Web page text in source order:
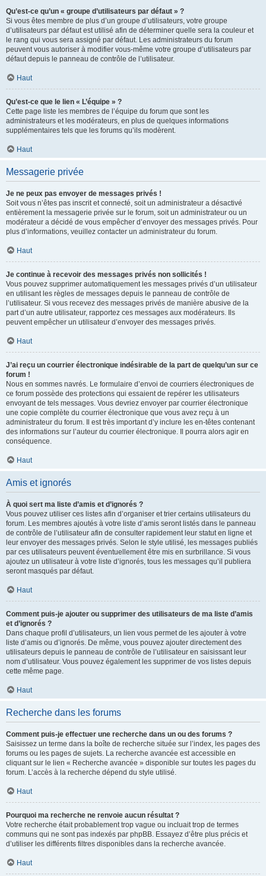
Qu’est-ce qu’un « groupe d’utilisateurs par défaut » ?
Si vous êtes membre de plus d’un groupe d’utilisateurs, votre groupe
d’utilisateurs par défaut est utilisé afin de déterminer quelle sera la couleur et
le rang qui vous sera assigné par défaut. Les administrateurs du forum
peuvent vous autoriser à modifier vous-même votre groupe d’utilisateurs par
défaut depuis le panneau de contrôle de l’utilisateur.
Haut
Qu’est-ce que le lien « L’équipe » ?
Cette page liste les membres de l’équipe du forum que sont les
administrateurs et les modérateurs, en plus de quelques informations
supplémentaires tels que les forums qu’ils modèrent.
Haut
Messagerie privée
Je ne peux pas envoyer de messages privés !
Soit vous n’êtes pas inscrit et connecté, soit un administrateur a désactivé
entièrement la messagerie privée sur le forum, soit un administrateur ou un
modérateur a décidé de vous empêcher d’envoyer des messages privés. Pour
plus d’informations, veuillez contacter un administrateur du forum.
Haut
Je continue à recevoir des messages privés non sollicités !
Vous pouvez supprimer automatiquement les messages privés d’un utilisateur
en utilisant les règles de messages depuis le panneau de contrôle de
l’utilisateur. Si vous recevez des messages privés de manière abusive de la
part d’un autre utilisateur, rapportez ces messages aux modérateurs. Ils
peuvent empêcher un utilisateur d’envoyer des messages privés.
Haut
J’ai reçu un courrier électronique indésirable de la part de quelqu’un sur ce
forum !
Nous en sommes navrés. Le formulaire d’envoi de courriers électroniques de
ce forum possède des protections qui essaient de repérer les utilisateurs
envoyant de tels messages. Vous devriez envoyer par courrier électronique
une copie complète du courrier électronique que vous avez reçu à un
administrateur du forum. Il est très important d’y inclure les en-têtes contenant
des informations sur l’auteur du courrier électronique. Il pourra alors agir en
conséquence.
Haut
Amis et ignorés
À quoi sert ma liste d’amis et d’ignorés ?
Vous pouvez utiliser ces listes afin d’organiser et trier certains utilisateurs du
forum. Les membres ajoutés à votre liste d’amis seront listés dans le panneau
de contrôle de l’utilisateur afin de consulter rapidement leur statut en ligne et
leur envoyer des messages privés. Selon le style utilisé, les messages publiés
par ces utilisateurs peuvent éventuellement être mis en surbrillance. Si vous
ajoutez un utilisateur à votre liste d’ignorés, tous les messages qu’il publiera
seront masqués par défaut.
Haut
Comment puis-je ajouter ou supprimer des utilisateurs de ma liste d’amis
et d’ignorés ?
Dans chaque profil d’utilisateurs, un lien vous permet de les ajouter à votre
liste d’amis ou d’ignorés. De même, vous pouvez ajouter directement des
utilisateurs depuis le panneau de contrôle de l’utilisateur en saisissant leur
nom d’utilisateur. Vous pouvez également les supprimer de vos listes depuis
cette même page.
Haut
Recherche dans les forums
Comment puis-je effectuer une recherche dans un ou des forums ?
Saisissez un terme dans la boîte de recherche située sur l’index, les pages des
forums ou les pages de sujets. La recherche avancée est accessible en
cliquant sur le lien « Recherche avancée » disponible sur toutes les pages du
forum. L’accès à la recherche dépend du style utilisé.
Haut
Pourquoi ma recherche ne renvoie aucun résultat ?
Votre recherche était probablement trop vague ou incluait trop de termes
communs qui ne sont pas indexés par phpBB. Essayez d’être plus précis et
d’utiliser les différents filtres disponibles dans la recherche avancée.
Haut